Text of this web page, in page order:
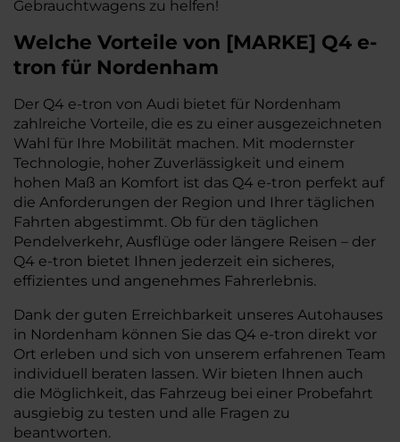
Gebrauchtwagens zu helfen!
Welche Vorteile von [MARKE] Q4 e-
tron für Nordenham
Der Q4 e-tron von Audi bietet für Nordenham
zahlreiche Vorteile, die es zu einer ausgezeichneten
Wahl für Ihre Mobilität machen. Mit modernster
Technologie, hoher Zuverlässigkeit und einem
hohen Maß an Komfort ist das Q4 e-tron perfekt auf
die Anforderungen der Region und Ihrer täglichen
Fahrten abgestimmt. Ob für den täglichen
Pendelverkehr, Ausflüge oder längere Reisen – der
Q4 e-tron bietet Ihnen jederzeit ein sicheres,
effizientes und angenehmes Fahrerlebnis.
Dank der guten Erreichbarkeit unseres Autohauses
in Nordenham können Sie das Q4 e-tron direkt vor
Ort erleben und sich von unserem erfahrenen Team
individuell beraten lassen. Wir bieten Ihnen auch
die Möglichkeit, das Fahrzeug bei einer Probefahrt
ausgiebig zu testen und alle Fragen zu
beantworten.